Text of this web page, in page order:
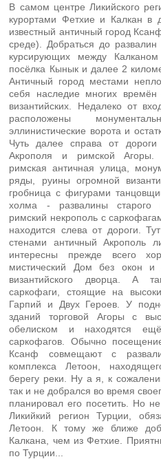
В самом центре Ликийского
курортами Фетхие и Калкан в
известный античный город
среде). Добраться до
курсирующих между
посёлка Кынык и далее 2
Античный город местами
себя наследие многих
византийских. Недалеко от
расположены
эллинистические ворота и
Чуть далее справа от дороги
Акрополя и римской Агоры.
римская античная улица,
ряды, руины огромной
гробница с фигурами
холма - развалины старого
римский некрополь с
находится слева от дороги.
стенами античный Акрополь
интересны прежде всего
мистический Дом без окон и
византийского дворца. А
саркофаги, стоящие на
Гарпий и Двух Героев. У
зданий торговой Агоры с
обелиском и находятся
саркофагов. Обычно
Ксанф совмещают с
комплекса Летоон,
берегу реки. Ну а я, к
так и не добрался во время
планировал его посетить. Но
Ликийкий регион Турции,
Летоон. К тому же ближе
Калкана, чем из Фетхие.
по Турции...